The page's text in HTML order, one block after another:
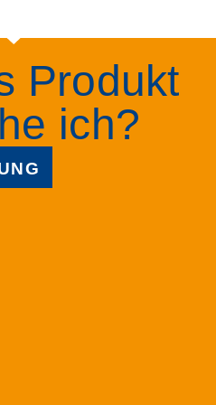
Produkt
ich?